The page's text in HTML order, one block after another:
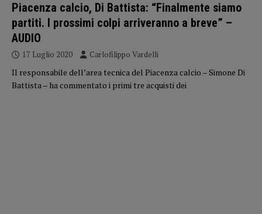
Piacenza calcio, Di Battista: “Finalmente siamo
partiti. I prossimi colpi arriveranno a breve” –
AUDIO
17 Luglio 2020 Carlofilippo Vardelli
Il responsabile dell’area tecnica del Piacenza calcio – Simone Di
Battista – ha commentato i primi tre acquisti dei